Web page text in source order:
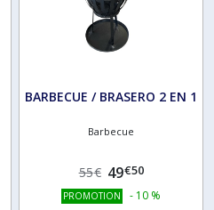
BARBECUE / BRASERO 2 EN 1
Barbecue
55€ 49€50
PROMOTION - 10 %